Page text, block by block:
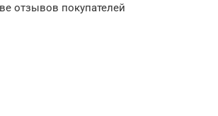
отзывов покупателей